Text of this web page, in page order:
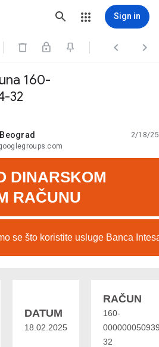
Sign in
  
160-
32
2/18/25
DINARSKOM
RAČUNU
se što koristite usluge Banca
DATUM
18.02.2025
RAČUN
160-
32